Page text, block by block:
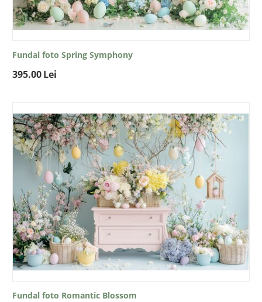
Fundal foto Spring Symphony
395.00Lei
Fundal foto Romantic Blossom